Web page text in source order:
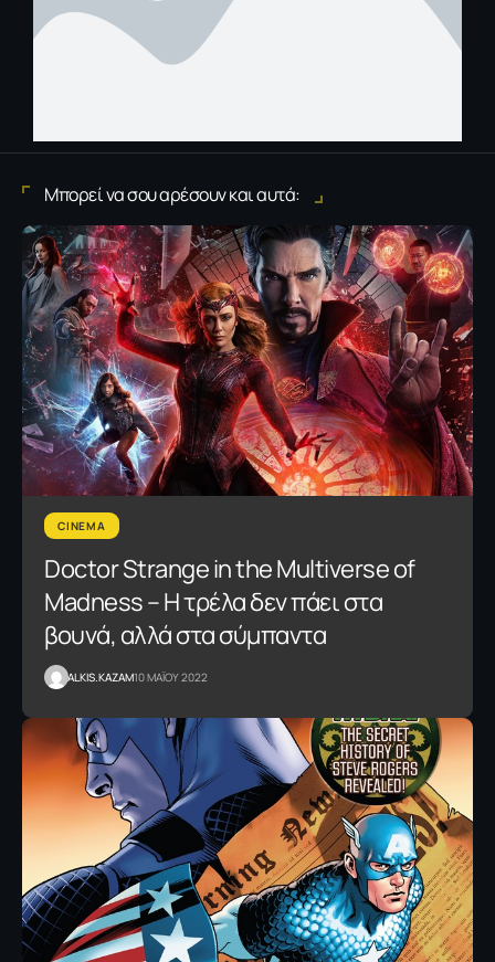
Μπορεί να σου αρέσουν και αυτά:
CINEMA
Doctor Strange in the Multiverse of
Madness – Η τρέλα δεν πάει στα
βουνά, αλλά στα σύμπαντα
ALKIS.KAZAM10 ΜΑΪΟΥ 2022